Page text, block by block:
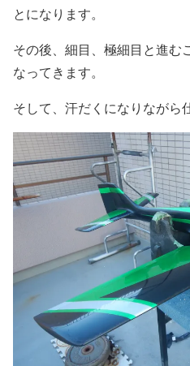
とになります。
その後、細目、極細目と進む
なってきます。
そして、汗だくになりながら